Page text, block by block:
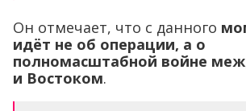
Он отмечает, что с данного
идёт не об операции, а о
полномасштабной войне
и Востоком.